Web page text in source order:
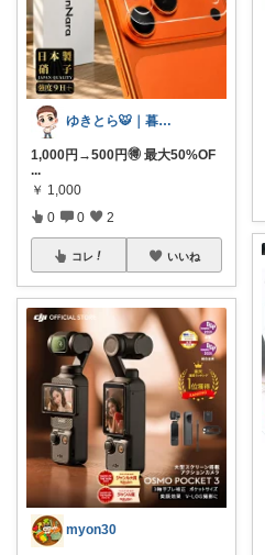
ゆきとら🐯｜暮らしをラクにしたいパパ
1,000円→500円🉐 最大50%OF
...
￥ 1,000
0 0 2
コレ いいね
myon30